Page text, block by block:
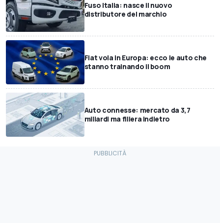
Fuso Italia: nasce il nuovo
distributore del marchio
Fiat vola in Europa: ecco le auto che
stanno trainando il boom
Auto connesse: mercato da 3,7
miliardi ma filiera indietro